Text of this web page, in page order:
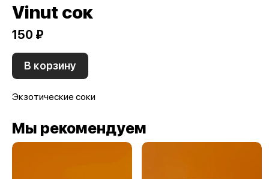
Vinut сок
150 ₽
В корзину
Экзотические соки
Мы рекомендуем